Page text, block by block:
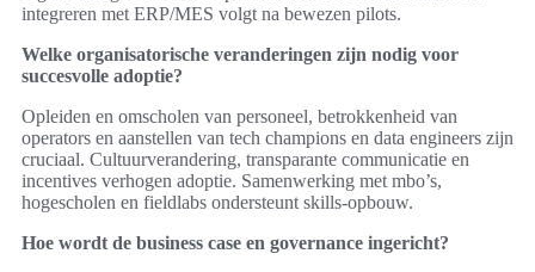
integreren met ERP/MES volgt na bewezen pilots.
Welke organisatorische veranderingen zijn nodig voor
succesvolle adoptie?
Opleiden en omscholen van personeel, betrokkenheid van
operators en aanstellen van tech champions en data engineers zijn
cruciaal. Cultuurverandering, transparante communicatie en
incentives verhogen adoptie. Samenwerking met mbo’s,
hogescholen en fieldlabs ondersteunt skills-opbouw.
Hoe wordt de business case en governance ingericht?